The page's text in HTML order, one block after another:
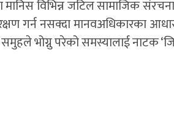
विभिन्न जटिल सामाजिक
गर्न नसक्दा मानवअधिकारका
भोग्नु परेको समस्यालाई नाटक